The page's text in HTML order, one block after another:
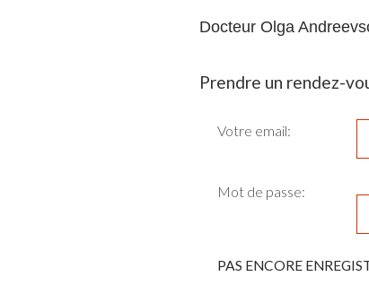
Docteur Olga
Prendre un rendez-
Votre email:
Mot de passe: